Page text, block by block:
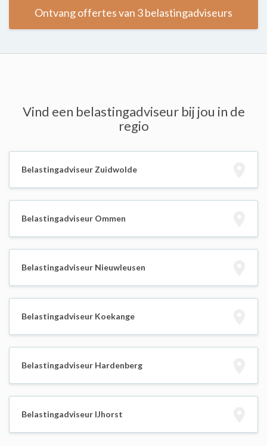
Ontvang offertes van 3 belastingadviseurs
Vind een belastingadviseur bij jou in de
regio
Belastingadviseur Zuidwolde
Belastingadviseur Ommen
Belastingadviseur Nieuwleusen
Belastingadviseur Koekange
Belastingadviseur Hardenberg
Belastingadviseur IJhorst